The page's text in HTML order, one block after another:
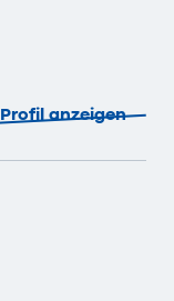
Profil anzeigen